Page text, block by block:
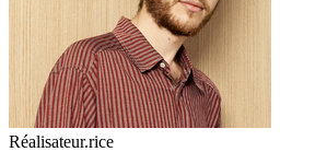
Réalisateur.rice